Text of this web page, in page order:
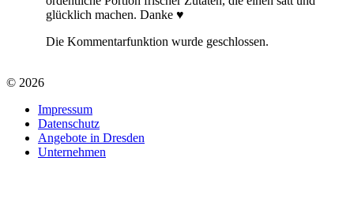
glücklich machen. Danke ♥️
Die Kommentarfunktion wurde geschlossen.
© 2026
Impressum
Datenschutz
Angebote in Dresden
Unternehmen